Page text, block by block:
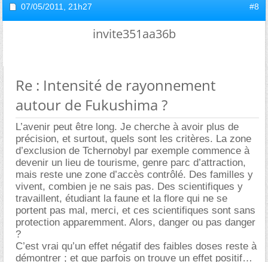
07/05/2011, 21h27 #8
invite351aa36b
Re : Intensité de rayonnement
autour de Fukushima ?
L’avenir peut être long. Je cherche à avoir plus de
précision, et surtout, quels sont les critères. La zone
d’exclusion de Tchernobyl par exemple commence à
devenir un lieu de tourisme, genre parc d’attraction,
mais reste une zone d’accès contrôlé. Des familles y
vivent, combien je ne sais pas. Des scientifiques y
travaillent, étudiant la faune et la flore qui ne se
portent pas mal, merci, et ces scientifiques sont sans
protection apparemment. Alors, danger ou pas danger
?
C’est vrai qu’un effet négatif des faibles doses reste à
démontrer ; et que parfois on trouve un effet positif